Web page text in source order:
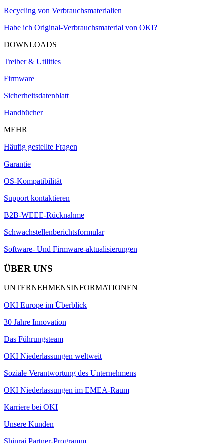
Recycling von Verbrauchsmaterialien
Habe ich Original-Verbrauchsmaterial von OKI?
DOWNLOADS
Treiber & Utilities
Firmware
Sicherheitsdatenblatt
Handbücher
MEHR
Häufig gestellte Fragen
Garantie
OS-Kompatibilität
Support kontaktieren
B2B-WEEE-Rücknahme
Schwachstellenberichtsformular
Software- Und Firmware-aktualisierungen
ÜBER UNS
UNTERNEHMENSINFORMATIONEN
OKI Europe im Überblick
30 Jahre Innovation
Das Führungsteam
OKI Niederlassungen weltweit
Soziale Verantwortung des Unternehmens
OKI Niederlassungen im EMEA-Raum
Karriere bei OKI
Unsere Kunden